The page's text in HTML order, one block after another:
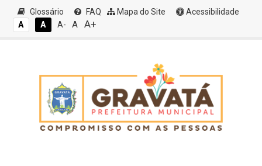
Glossário FAQ Mapa do Site
Acessibilidade
A
A A- A A+